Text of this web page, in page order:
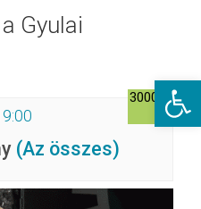
Gyulai
(Az összes)
3000Ft